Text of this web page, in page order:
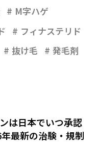
M字ハゲ
フィナステリド
抜け毛
発毛剤
は日本でいつ承認
最新の治験・規制